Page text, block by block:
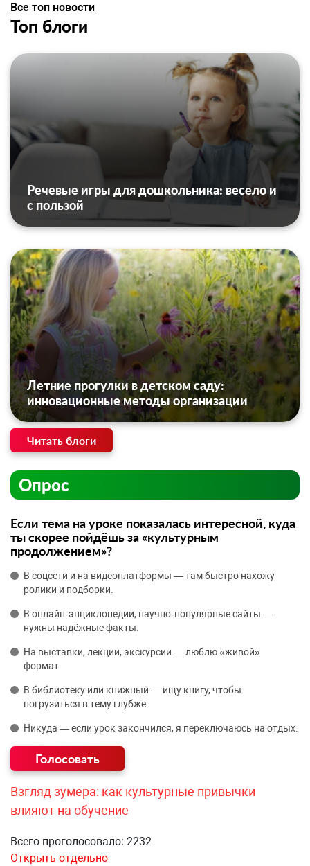
Все топ новости
Топ блоги
Речевые игры для дошкольника: весело и
с пользой
Летние прогулки в детском саду:
инновационные методы организации
Читать блоги
Опрос
Если тема на уроке показалась интересной, куда
ты скорее пойдёшь за «культурным
продолжением»?
В соцсети и на видеоплатформы — там быстро нахожу
ролики и подборки.
В онлайн‑энциклопедии, научно‑популярные сайты —
нужны надёжные факты.
На выставки, лекции, экскурсии — люблю «живой»
формат.
В библиотеку или книжный — ищу книгу, чтобы
погрузиться в тему глубже.
Никуда — если урок закончился, я переключаюсь на отдых.
Взгляд зумера: как культурные привычки
влияют на обучение
Всего проголосовало: 2232
Открыть отдельно